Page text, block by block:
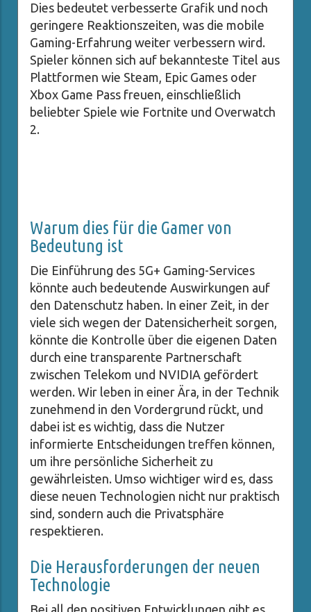
Dies bedeutet verbesserte Grafik und noch
geringere Reaktionszeiten, was die mobile
Gaming-Erfahrung weiter verbessern wird.
Spieler können sich auf bekannteste Titel aus
Plattformen wie Steam, Epic Games oder
Xbox Game Pass freuen, einschließlich
beliebter Spiele wie Fortnite und Overwatch
2.
Warum dies für die Gamer von
Bedeutung ist
Die Einführung des 5G+ Gaming-Services
könnte auch bedeutende Auswirkungen auf
den Datenschutz haben. In einer Zeit, in der
viele sich wegen der Datensicherheit sorgen,
könnte die Kontrolle über die eigenen Daten
durch eine transparente Partnerschaft
zwischen Telekom und NVIDIA gefördert
werden. Wir leben in einer Ära, in der Technik
zunehmend in den Vordergrund rückt, und
dabei ist es wichtig, dass die Nutzer
informierte Entscheidungen treffen können,
um ihre persönliche Sicherheit zu
gewährleisten. Umso wichtiger wird es, dass
diese neuen Technologien nicht nur praktisch
sind, sondern auch die Privatsphäre
respektieren.
Die Herausforderungen der neuen
Technologie